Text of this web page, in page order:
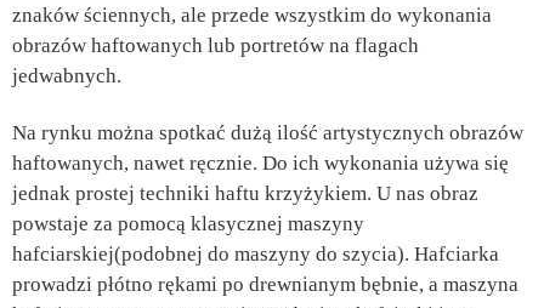
znaków ściennych, ale przede wszystkim do wykonania
obrazów haftowanych lub portretów na flagach
jedwabnych.
Na rynku można spotkać dużą ilość artystycznych obrazów
haftowanych, nawet ręcznie. Do ich wykonania używa się
jednak prostej techniki haftu krzyżykiem. U nas obraz
powstaje za pomocą klasycznej maszyny
hafciarskiej(podobnej do maszyny do szycia). Hafciarka
prowadzi płótno rękami po drewnianym bębnie, a maszyna